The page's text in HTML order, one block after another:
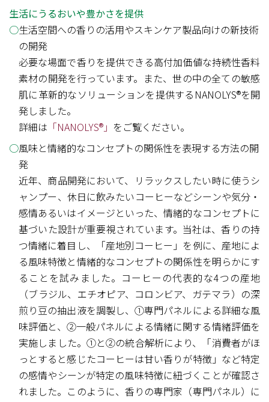
生活にうるおいや豊かさを提供
生活空間への香りの活用やスキンケア製品向けの新技術
の開発
必要な場面で香りを提供できる高付加価値な持続性香料
素材の開発を行っています。また、世の中の全ての敏感
肌に革新的なソリューションを提供するNANOLYS®を開
発しました。
詳細は 「NANOLYS®」 をご覧ください。
風味と情緒的なコンセプトの関係性を表現する方法の開
発
近年、商品開発において、リラックスしたい時に使うシ
ャンプー、休日に飲みたいコーヒーなどシーンや気分・
感情あるいはイメージといった、情緒的なコンセプトに
基づいた設計が重要視されています。当社は、香りの持
つ情緒に着目し、「産地別コーヒー」を例に、産地によ
る風味特徴と情緒的なコンセプトの関係性を明らかにす
ることを試みました。コーヒーの代表的な4つの産地
（ブラジル、エチオピア、コロンビア、ガテマラ）の深
煎り豆の抽出液を調製し、①専門パネルによる詳細な風
味評価と、②一般パネルによる情緒に関する情緒評価を
実施しました。①と②の統合解析により、「消費者がほ
っとすると感じたコーヒーは甘い香りが特徴」など特定
の感情やシーンが特定の風味特徴に紐づくことが確認さ
れました。このように、香りの専門家（専門パネル）に